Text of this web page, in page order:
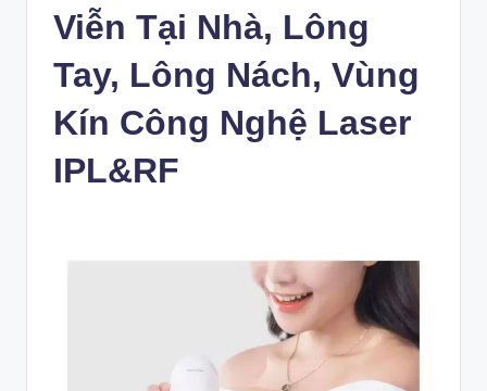
Viễn Tại Nhà, Lông
Tay, Lông Nách, Vùng
Kín Công Nghệ Laser
IPL&RF